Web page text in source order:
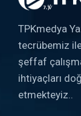
TPKmedya
tecrübemiz
şeffaf
ihtiyaçları
etmekteyiz..